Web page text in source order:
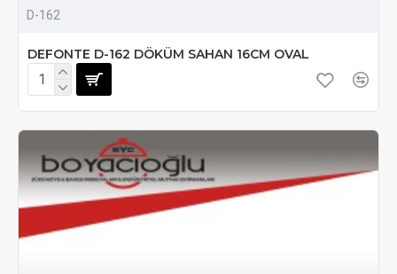
D-162
DEFONTE D-162 DÖKÜM SAHAN 16CM OVAL